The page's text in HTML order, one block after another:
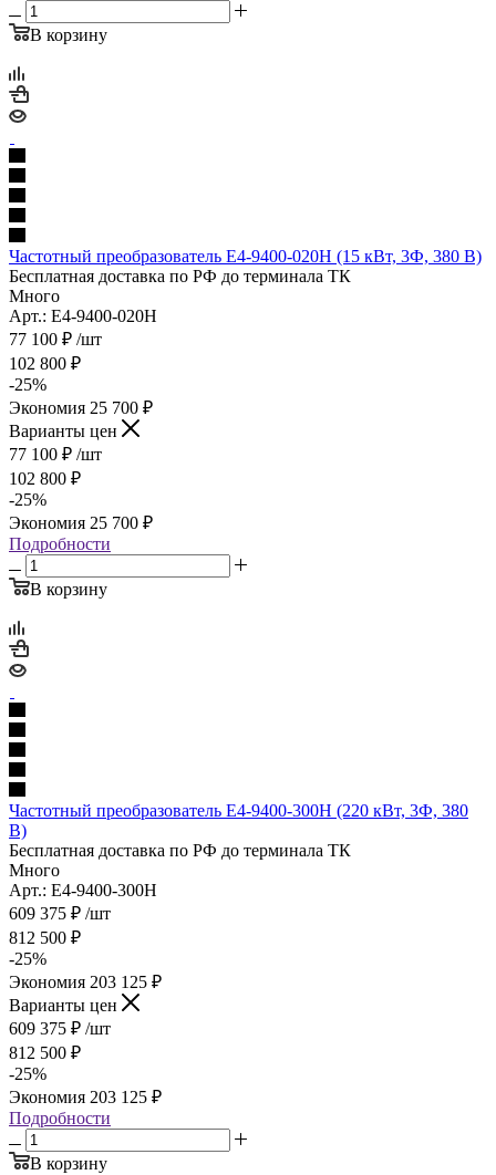
В корзину
Частотный преобразователь E4-9400-020H (15 кВт, 3Ф, 380 В)
Бесплатная доставка по РФ до терминала ТК
Много
Арт.: E4-9400-020H
77 100 ₽ /шт
102 800 ₽
-25%
Экономия 25 700 ₽
Варианты цен
77 100 ₽ /шт
102 800 ₽
-25%
Экономия 25 700 ₽
Подробности
В корзину
Частотный преобразователь E4-9400-300H (220 кВт, 3Ф, 380
В)
Бесплатная доставка по РФ до терминала ТК
Много
Арт.: E4-9400-300H
609 375 ₽ /шт
812 500 ₽
-25%
Экономия 203 125 ₽
Варианты цен
609 375 ₽ /шт
812 500 ₽
-25%
Экономия 203 125 ₽
Подробности
В корзину